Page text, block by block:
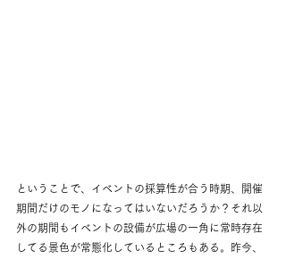
ということで、イベントの採算性が合う時期、開催
期間だけのモノになってはいないだろうか？それ以
外の期間もイベントの設備が広場の一角に常時存在
してる景色が常態化しているところもある。昨今、